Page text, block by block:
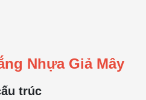
Nhựa Giả Mây
trúc